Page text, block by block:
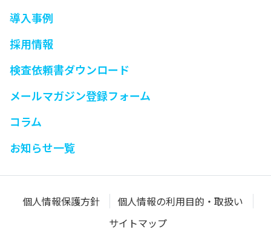
導入事例
採用情報
検査依頼書ダウンロード
メールマガジン登録フォーム
コラム
お知らせ一覧
個人情報保護方針
個人情報の利用目的・取扱い
サイトマップ